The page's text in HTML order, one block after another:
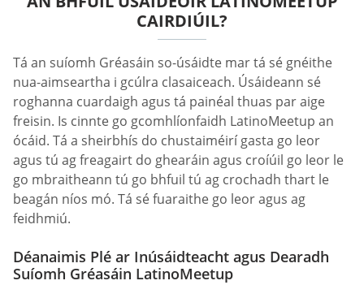
CAIRDIÚIL?
Tá an suíomh Gréasáin so-úsáidte mar tá sé gnéithe
nua-aimseartha i gcúlra clasaiceach. Úsáideann sé
roghanna cuardaigh agus tá painéal thuas par aige
freisin. Is cinnte go gcomhlíonfaidh LatinoMeetup an
ócáid. Tá a sheirbhís do chustaiméirí gasta go leor
agus tú ag freagairt do ghearáin agus croíúil go leor le
go mbraitheann tú go bhfuil tú ag crochadh thart le
beagán níos mó. Tá sé fuaraithe go leor agus ag
feidhmiú.
Déanaimis Plé ar Inúsáidteacht agus Dearadh
Suíomh Gréasáin LatinoMeetup